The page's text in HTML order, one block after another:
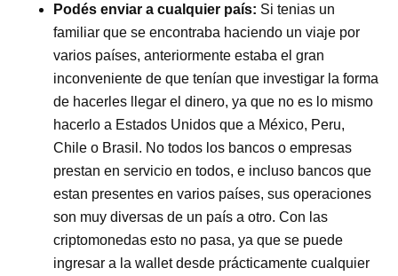
Podés enviar a cualquier país: Si tenias un
familiar que se encontraba haciendo un viaje por
varios países, anteriormente estaba el gran
inconveniente de que tenían que investigar la forma
de hacerles llegar el dinero, ya que no es lo mismo
hacerlo a Estados Unidos que a México, Peru,
Chile o Brasil. No todos los bancos o empresas
prestan en servicio en todos, e incluso bancos que
estan presentes en varios países, sus operaciones
son muy diversas de un país a otro. Con las
criptomonedas esto no pasa, ya que se puede
ingresar a la wallet desde prácticamente cualquier